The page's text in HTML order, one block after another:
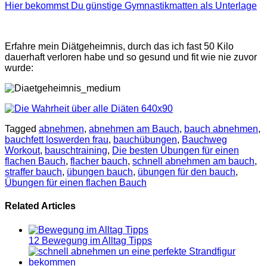
Hier bekommst Du günstige Gymnastikmatten als Unterlage
Erfahre mein Diätgeheimnis, durch das ich fast 50 Kilo
dauerhaft verloren habe und so gesund und fit wie nie zuvor
wurde:
Tagged abnehmen, abnehmen am Bauch, bauch abnehmen,
bauchfett loswerden frau, bauchübungen, Bauchweg
Workout, bauschtraining, Die besten Übungen für einen
flachen Bauch, flacher bauch, schnell abnehmen am bauch,
straffer bauch, übungen bauch, übungen für den bauch,
Übungen für einen flachen Bauch
Related Articles
12 Bewegung im Alltag Tipps